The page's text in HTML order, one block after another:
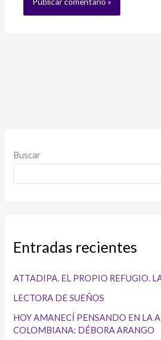
Buscar
Entradas recientes
ATTADIPA. EL PROPIO REFUGIO.
LECTORA DE SUEÑOS
HOY AMANECÍ PENSANDO EN LA
COLOMBIANA: DÉBORA ARANGO